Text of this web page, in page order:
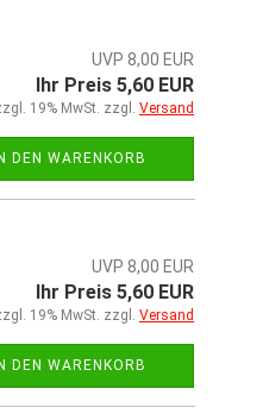
UVP 8,00 EUR
Ihr Preis 5,60 EUR
19% MwSt. zzgl. Versand
IN DEN WARENKORB
UVP 8,00 EUR
Ihr Preis 5,60 EUR
19% MwSt. zzgl. Versand
IN DEN WARENKORB